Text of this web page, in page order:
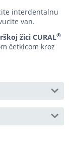
interdentalnu
van.
žici CURAL®
četkicom kroz